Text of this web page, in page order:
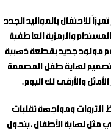
للاحتفال بالمواليد الجدد
والرمزية العاطفية
مولود جديد بقطعة ذهبية
المصممة
الثروات ومواجهة تقلبات
مثل لهاية الأطفال، يتحول